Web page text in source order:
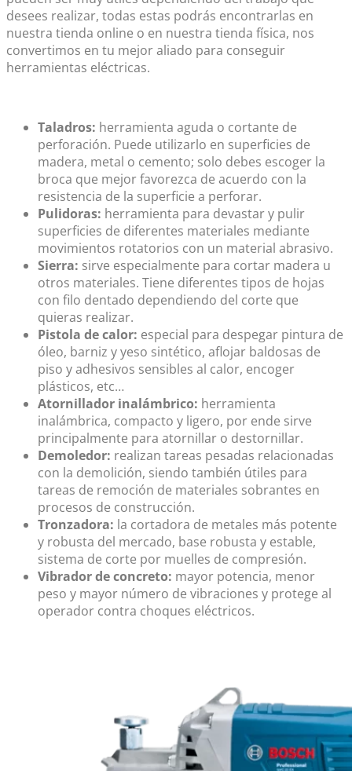
desees realizar, todas estas podrás encontrarlas en
nuestra tienda online o en nuestra tienda física, nos
convertimos en tu mejor aliado para conseguir
herramientas eléctricas.
Taladros: herramienta aguda o cortante de
perforación. Puede utilizarlo en superficies de
madera, metal o cemento; solo debes escoger la
broca que mejor favorezca de acuerdo con la
resistencia de la superficie a perforar.
Pulidoras: herramienta para devastar y pulir
superficies de diferentes materiales mediante
movimientos rotatorios con un material abrasivo.
Sierra: sirve especialmente para cortar madera u
otros materiales. Tiene diferentes tipos de hojas
con filo dentado dependiendo del corte que
quieras realizar.
Pistola de calor: especial para despegar pintura de
óleo, barniz y yeso sintético, aflojar baldosas de
piso y adhesivos sensibles al calor, encoger
plásticos, etc…
Atornillador inalámbrico: herramienta
inalámbrica, compacto y ligero, por ende sirve
principalmente para atornillar o destornillar.
Demoledor: realizan tareas pesadas relacionadas
con la demolición, siendo también útiles para
tareas de remoción de materiales sobrantes en
procesos de construcción.
Tronzadora: la cortadora de metales más potente
y robusta del mercado, base robusta y estable,
sistema de corte por muelles de compresión.
Vibrador de concreto: mayor potencia, menor
peso y mayor número de vibraciones y protege al
operador contra choques eléctricos.